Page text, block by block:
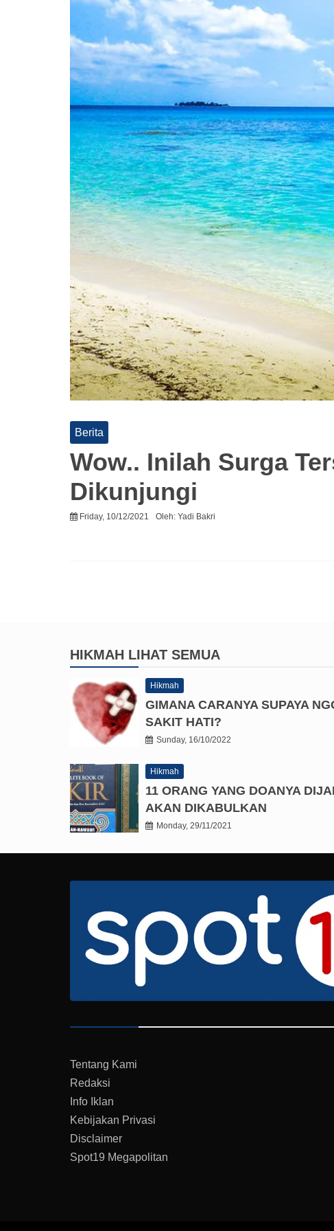
Berita
Wow.. Inilah Surga
Dikunjungi
Friday, 10/12/2021 Oleh: Yadi Bakri
HIKMAH LIHAT SEMUA
Hikmah
GIMANA CARANYA SUPAYA
SAKIT HATI?
Sunday, 16/10/2022
Hikmah
11 ORANG YANG DOANYA
AKAN DIKABULKAN
Monday, 29/11/2021
Tentang Kami
Redaksi
Info Iklan
Kebijakan Privasi
Disclaimer
Spot19 Megapolitan